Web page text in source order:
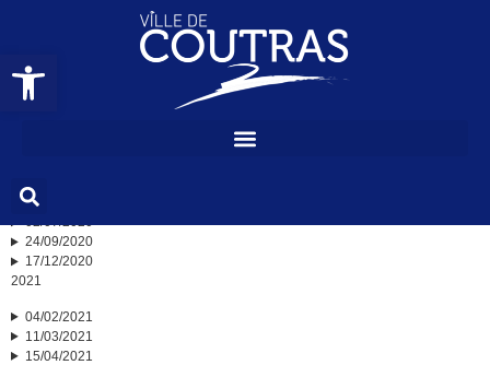
ODJ / Délibérations
ODJ / Délibérations
18/06/2020
02/07/2020
24/09/2020
17/12/2020
2021
04/02/2021
11/03/2021
15/04/2021
Ouvrir la barre d’outils